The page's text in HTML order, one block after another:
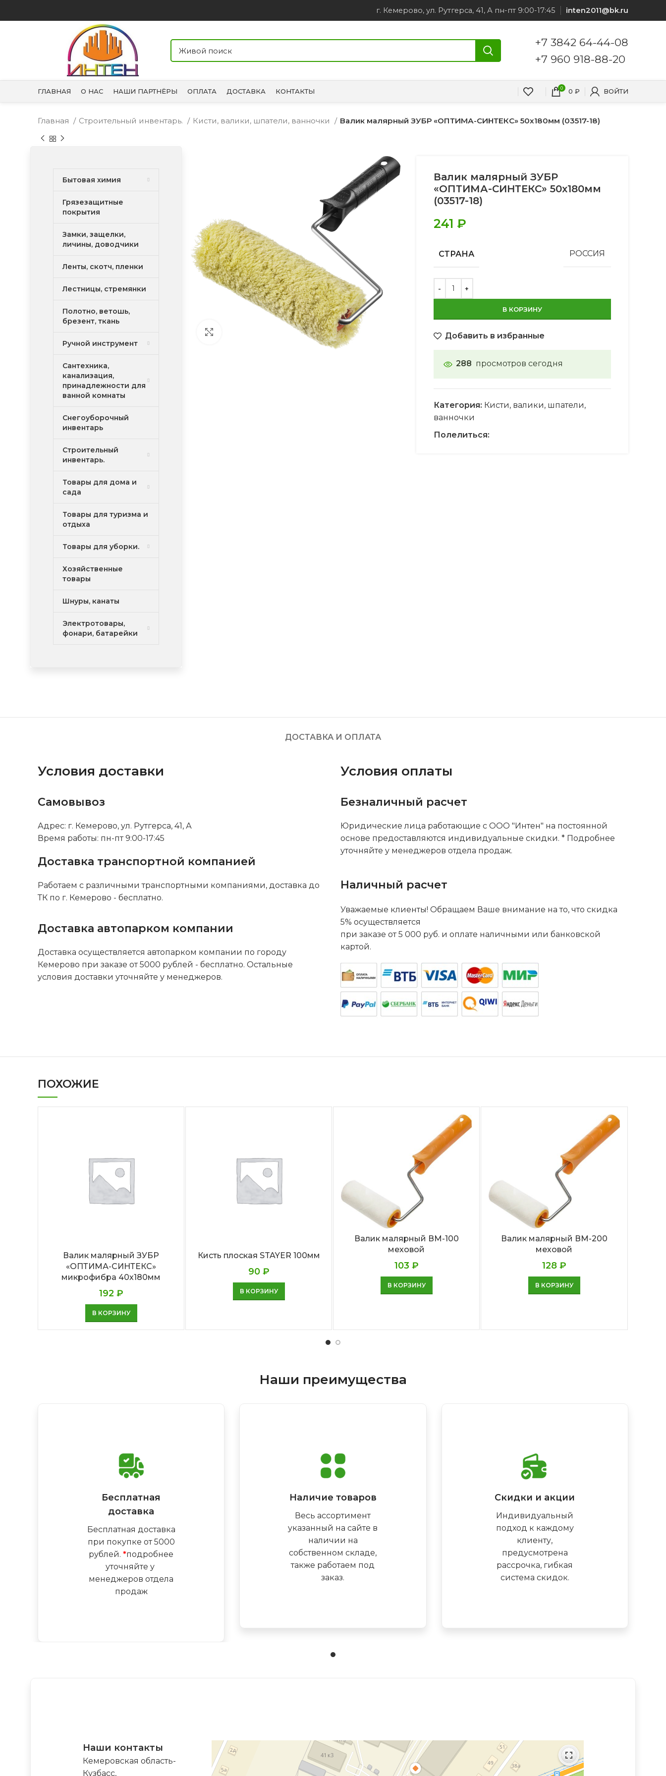
г. Кемерово, ул. Рутгерса, 41, А пн-пт 9:00-17:45 inten2011@bk.ru
+7 3842 64-44-08
+7 960 918-88-20
ГЛАВНАЯ О НАС НАШИ ПАРТНЁРЫ ОПЛАТА ДОСТАВКА КОНТАКТЫ 0 0 ₽ ВОЙТИ
Главная Строительный инвентарь. Кисти, валики, шпатели, ванночки Валик малярный ЗУБР «ОПТИМА-СИНТЕКС» 50х180мм (03517-18)
Валик малярный ЗУБР
«ОПТИМА-СИНТЕКС» 50х180мм
(03517-18)
241 ₽
СТРАНА РОССИЯ
В КОРЗИНУ
Добавить в избранные
288 просмотров сегодня
Категория: Кисти, валики, шпатели,
ванночки
Полелиться:
Бытовая химия
Грязезащитные
покрытия
Замки, защелки,
личины, доводчики
Ленты, скотч, пленки
Лестницы, стремянки
Полотно, ветошь,
брезент, ткань
Ручной инструмент
Сантехника,
канализация,
принадлежности для
ванной комнаты
Снегоуборочный
инвентарь
Строительный
инвентарь.
Товары для дома и
сада
Товары для туризма и
отдыха
Товары для уборки.
Хозяйственные
товары
Шнуры, канаты
Электротовары,
фонари, батарейки
ДОСТАВКА И ОПЛАТА
Условия доставки
Самовывоз
Адрес: г. Кемерово, ул. Рутгерса, 41, А
Время работы: пн-пт 9:00-17:45
Доставка транспортной компанией
Работаем с различными транспортными компаниями, доставка до
ТК по г. Кемерово - бесплатно.
Доставка автопарком компании
Доставка осуществляется автопарком компании по городу
Кемерово при заказе от 5000 рублей - бесплатно. Остальные
условия доставки уточняйте у менеджеров.
Условия оплаты
Безналичный расчет
Юридические лица работающие с ООО "Интен" на постоянной
основе предоставляются индивидуальные скидки. * Подробнее
уточняйте у менеджеров отдела продаж.
Наличный расчет
Уважаемые клиенты! Обращаем Ваше внимание на то, что скидка
5% осуществляется
при заказе от 5 000 руб. и оплате наличными или банковской
картой.
ПОХОЖИЕ
Валик малярный ЗУБР
«ОПТИМА-СИНТЕКС»
микрофибра 40х180мм
192 ₽
В КОРЗИНУ
Кисть плоская STAYER 100мм
90 ₽
В КОРЗИНУ
Валик малярный ВМ-100
меховой
103 ₽
В КОРЗИНУ
Валик малярный ВМ-200
меховой
128 ₽
В КОРЗИНУ
Наши преимущества
Бесплатная
доставка
Бесплатная доставка
при покупке от 5000
рублей.*подробнее
уточняйте у
менеджеров отдела
продаж
Наличие товаров
Весь ассортимент
указанный на сайте в
наличии на
собственном складе,
также работаем под
заказ.
Скидки и акции
Индивидуальный
подход к каждому
клиенту,
предусмотрена
рассрочка, гибкая
система скидок.
Наши контакты
Кемеровская область-
Кузбасс,